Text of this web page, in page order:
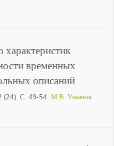
временных
описаний
(24). С. 49-54. М.В. Ульянов